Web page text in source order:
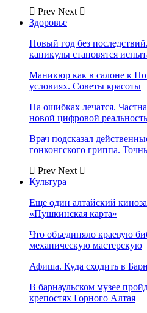
Prev Next
Здоровье
Новый год без
каникулы становятся
Маникюр как в салоне к
условиях. Советы красоты
На ошибках лечатся.
новой цифровой
Врач подсказал
гонконгского гриппа.
Prev Next
Культура
Еще один алтайский
«Пушкинская карта»
Что объединяло краевую
механическую мастерскую
Афиша. Куда сходить в
В барнаульском музее
крепостях Горного Алтая